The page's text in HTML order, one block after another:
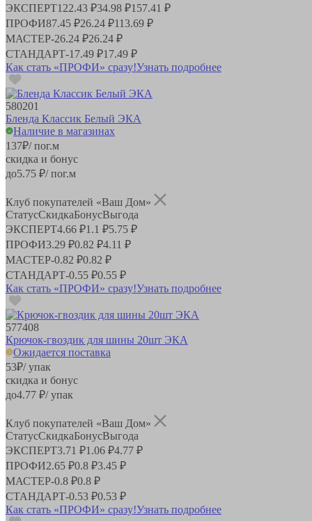
ЭКСПЕРТ122.43 ₽34.98 ₽157.41 ₽
ПРОФИ87.45 ₽26.24 ₽113.69 ₽
МАСТЕР-26.24 ₽26.24 ₽
СТАНДАРТ-17.49 ₽17.49 ₽
Как стать «ПРОФИ» сразу!Узнать подробнее
580201
Бленда Классик Белый ЭКА
Наличие в магазинах
137₽/ пог.м
скидка и бонус
до5.75 ₽/ пог.м
Клуб покупателей «Ваш Дом»
СтатусСкидкаБонусВыгода
ЭКСПЕРТ4.66 ₽1.1 ₽5.75 ₽
ПРОФИ3.29 ₽0.82 ₽4.11 ₽
МАСТЕР-0.82 ₽0.82 ₽
СТАНДАРТ-0.55 ₽0.55 ₽
Как стать «ПРОФИ» сразу!Узнать подробнее
577408
Крючок-гвоздик для шины 20шт ЭКА
Ожидается поставка
53₽/ упак
скидка и бонус
до4.77 ₽/ упак
Клуб покупателей «Ваш Дом»
СтатусСкидкаБонусВыгода
ЭКСПЕРТ3.71 ₽1.06 ₽4.77 ₽
ПРОФИ2.65 ₽0.8 ₽3.45 ₽
МАСТЕР-0.8 ₽0.8 ₽
СТАНДАРТ-0.53 ₽0.53 ₽
Как стать «ПРОФИ» сразу!Узнать подробнее